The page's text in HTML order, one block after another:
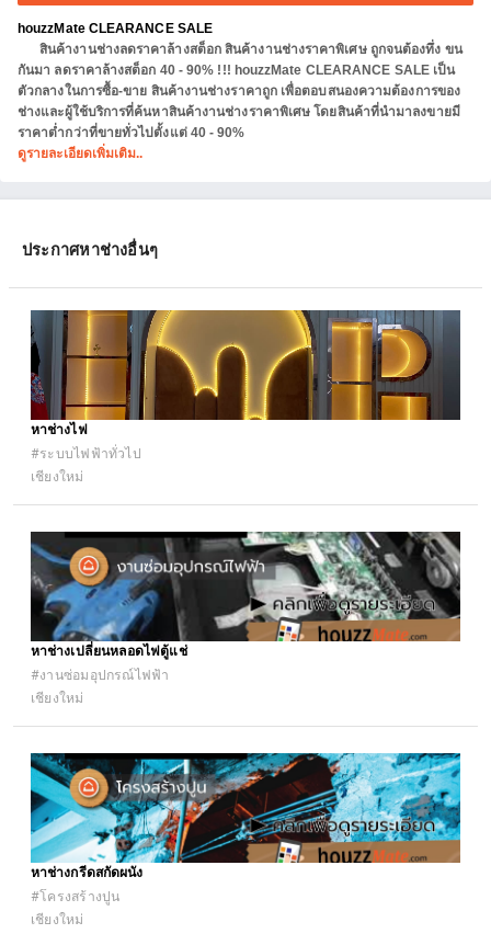
houzzMate CLEARANCE SALE
สินค้างานช่างลดราคาล้างสต็อก สินค้างานช่างราคาพิเศษ ถูกจนต้องทึ่ง ขน
กันมา ลดราคาล้างสต็อก 40 - 90% !!! houzzMate CLEARANCE SALE เป็น
ตัวกลางในการซื้อ-ขาย สินค้างานช่างราคาถูก เพื่อตอบสนองความต้องการของ
ช่างและผู้ใช้บริการที่ค้นหาสินค้างานช่างราคาพิเศษ โดยสินค้าที่นำมาลงขายมี
ราคาต่ำกว่าที่ขายทั่วไปตั้งแต่ 40 - 90%
ดูรายละเอียดเพิ่มเติม..
ประกาศหาช่างอื่นๆ
หาช่างไฟ
#ระบบไฟฟ้าทั่วไป
เชียงใหม่
หาช่างเปลี่ยนหลอดไฟตู้แช่
#งานซ่อมอุปกรณ์ไฟฟ้า
เชียงใหม่
หาช่างกรีดสกัดผนัง
#โครงสร้างปูน
เชียงใหม่